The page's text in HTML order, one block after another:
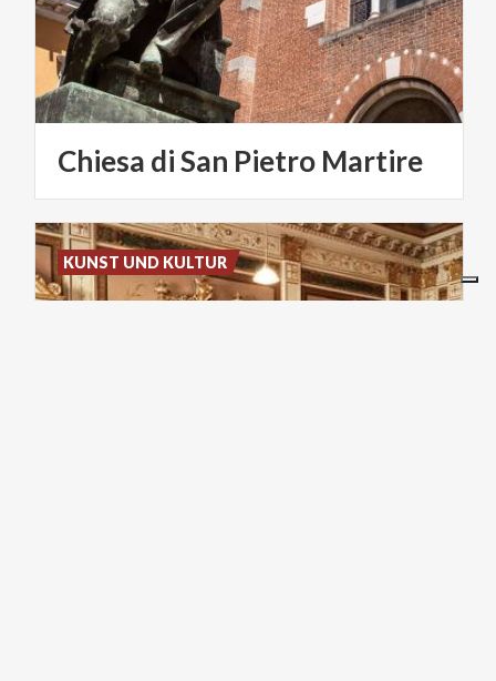
Chiesa diSan Pietro Martire
KUNST UND KULTUR